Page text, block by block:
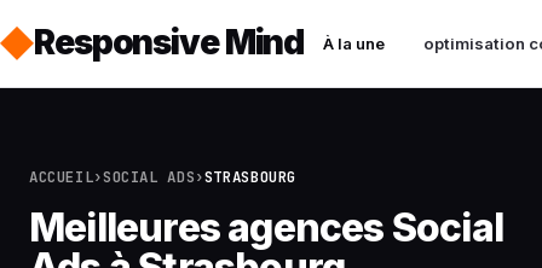
Responsive Mind À la une optimisation
ACCUEIL›SOCIAL ADS›STRASBOURG
Meilleures agences Social